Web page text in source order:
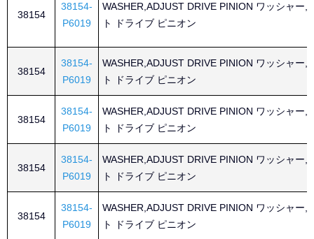
38154
38154-
P6019
WASHER,ADJUST DRIVE PINION ワッシャー,
ト ドライブ ピニオン
38154
38154-
P6019
WASHER,ADJUST DRIVE PINION ワッシャー,
ト ドライブ ピニオン
38154
38154-
P6019
WASHER,ADJUST DRIVE PINION ワッシャー,
ト ドライブ ピニオン
38154
38154-
P6019
WASHER,ADJUST DRIVE PINION ワッシャー,
ト ドライブ ピニオン
38154
38154-
P6019
WASHER,ADJUST DRIVE PINION ワッシャー,
ト ドライブ ピニオン